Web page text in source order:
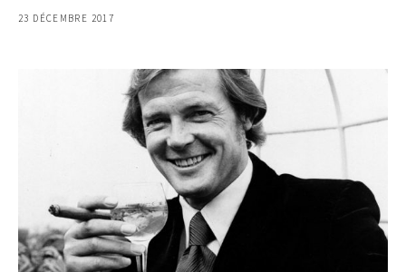
23 DÉCEMBRE 2017